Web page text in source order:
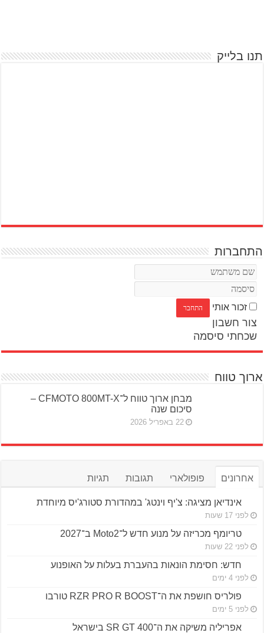
תנו בלייק
התחברות
זכור אותי
צור חשבון
שכחתי סיסמה
ארוך טווח
מבחן ארוך טווח ל־CFMOTO 800MT-X –
סיכום שנה
22 באפריל 2026
אחרונים פופולארי תגובות תגיות
אינדיאן מציגה: צ'יף וינטג' במהדורת סטורג'יס מיוחדת
לפני 17 שעות
טריומף מכריזה על מנוע חדש ל־Moto2 ב־2027
לפני 22 שעות
חדש: חסימת הונאות בהעברת בעלות על האופנוע
לפני 4 ימים
פולריס חושפת את ה־RZR PRO R BOOST טורבו
לפני 5 ימים
אפריליה משיקה את ה־SR GT 400 בישראל